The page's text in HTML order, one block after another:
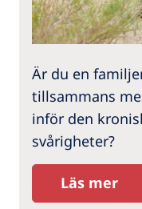
Är du en
tillsammans
inför den
svårigheter?
Läs mer